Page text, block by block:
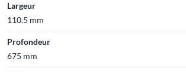
Largeur
110.5 mm
Profondeur
675 mm